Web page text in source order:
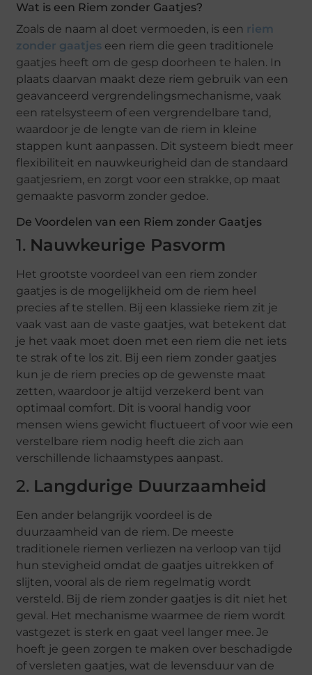
Wat is een Riem zonder Gaatjes?
Zoals de naam al doet vermoeden, is een riem
zonder gaatjes een riem die geen traditionele
gaatjes heeft om de gesp doorheen te halen. In
plaats daarvan maakt deze riem gebruik van een
geavanceerd vergrendelingsmechanisme, vaak
een ratelsysteem of een vergrendelbare tand,
waardoor je de lengte van de riem in kleine
stappen kunt aanpassen. Dit systeem biedt meer
flexibiliteit en nauwkeurigheid dan de standaard
gaatjesriem, en zorgt voor een strakke, op maat
gemaakte pasvorm zonder gedoe.
De Voordelen van een Riem zonder Gaatjes
1. Nauwkeurige Pasvorm
Het grootste voordeel van een riem zonder
gaatjes is de mogelijkheid om de riem heel
precies af te stellen. Bij een klassieke riem zit je
vaak vast aan de vaste gaatjes, wat betekent dat
je het vaak moet doen met een riem die net iets
te strak of te los zit. Bij een riem zonder gaatjes
kun je de riem precies op de gewenste maat
zetten, waardoor je altijd verzekerd bent van
optimaal comfort. Dit is vooral handig voor
mensen wiens gewicht fluctueert of voor wie een
verstelbare riem nodig heeft die zich aan
verschillende lichaamstypes aanpast.
2. Langdurige Duurzaamheid
Een ander belangrijk voordeel is de
duurzaamheid van de riem. De meeste
traditionele riemen verliezen na verloop van tijd
hun stevigheid omdat de gaatjes uitrekken of
slijten, vooral als de riem regelmatig wordt
versteld. Bij de riem zonder gaatjes is dit niet het
geval. Het mechanisme waarmee de riem wordt
vastgezet is sterk en gaat veel langer mee. Je
hoeft je geen zorgen te maken over beschadigde
of versleten gaatjes, wat de levensduur van de